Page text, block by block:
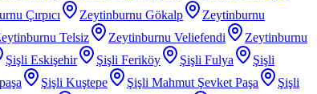
Çırpıcı Zeytinburnu Gökalp
Zeytinburnu
Telsiz Zeytinburnu Veliefendi
Zeytinburnu
Şişli Eskişehir Şişli Feriköy Şişli Fulya
Şişli
Şişli Kuştepe Şişli Mahmut Şevket Paşa
Şişli